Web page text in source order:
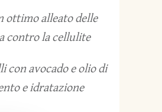
ottimo alleato delle
contro la cellulite
con avocado e olio di
e idratazione